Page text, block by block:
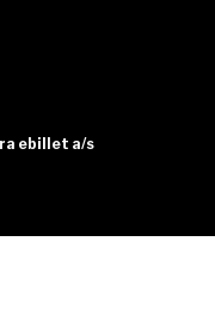
ebillet a/s